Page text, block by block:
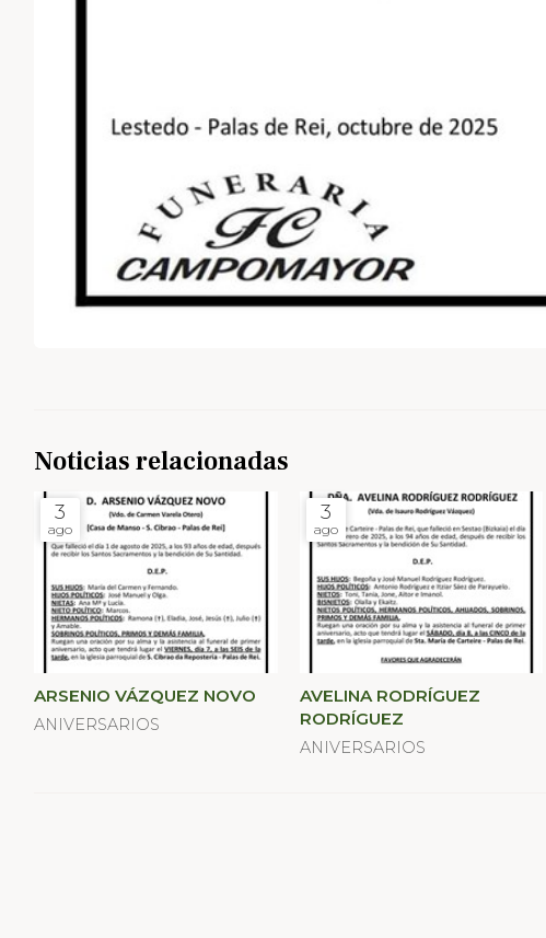
Noticias relacionadas
3
ago
ARSENIO VÁZQUEZ NOVO
ANIVERSARIOS
3
ago
AVELINA RODRÍGUEZ
RODRÍGUEZ
ANIVERSARIOS